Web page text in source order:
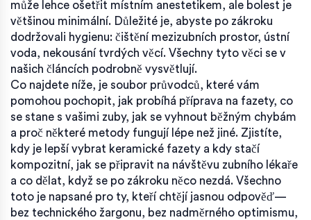
může lehce ošetřit místním anestetikem, ale bolest je
většinou minimální. Důležité je, abyste po zákroku
dodržovali hygienu: čištění mezizubních prostor, ústní
voda, nekousání tvrdých věcí. Všechny tyto věci se v
našich článcích podrobně vysvětlují.
Co najdete níže, je soubor průvodců, které vám
pomohou pochopit, jak probíhá příprava na fazety, co
se stane s vašimi zuby, jak se vyhnout běžným chybám
a proč některé metody fungují lépe než jiné. Zjistíte,
kdy je lepší vybrat keramické fazety a kdy stačí
kompozitní, jak se připravit na návštěvu zubního lékaře
a co dělat, když se po zákroku něco nezdá. Všechno
toto je napsané pro ty, kteří chtějí jasnou odpověď—
bez technického žargonu, bez nadměrného optimismu,